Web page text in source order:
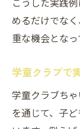
めるだけでな
重な機会となっ
学童クラブで
学童クラブち
を通じて、子